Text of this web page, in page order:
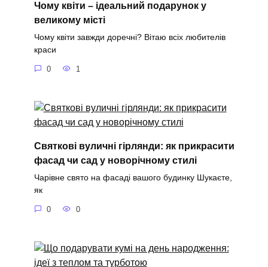
Чому квіти – ідеальний подарунок у
великому місті
Чому квіти завжди доречні? Вітаю всіх любителів
краси
0 1
Святкові вуличні гірлянди: як прикрасити
фасад чи сад у новорічному стилі
Чарівне свято на фасаді вашого будинку Шукаєте,
як
0 0